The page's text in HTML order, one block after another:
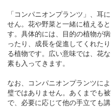
「コンパニオンプランツ」、耳
せん。花や野菜と一緒に植える
す。具体的には、目的の植物が
ったり、成長を促進してくれた
る植物です。広い意味では、花
素も入ってきます。
なお、コンパニオンプランツに
璧ではありません。あくまでも
で、必要に応じて他の手立ても講